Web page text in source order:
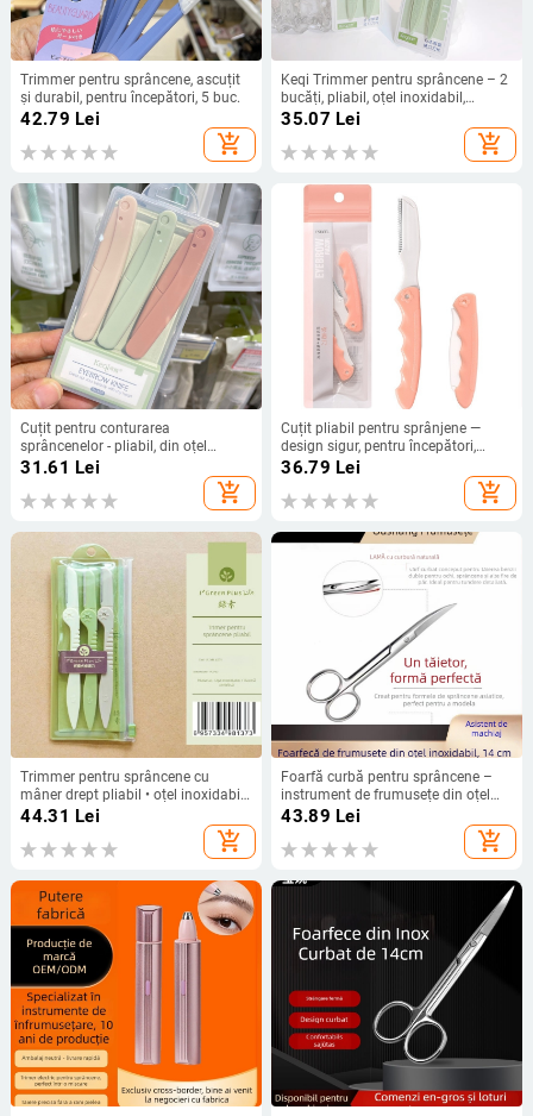
Trimmer pentru sprâncene, ascuțit
și durabil, pentru începători, 5 buc.
42.79 Lei
add_shopping_cart
Keqi Trimmer pentru sprâncene – 2
bucăți, pliabil, oțel inoxidabil,
portabil
35.07 Lei
add_shopping_cart
Cuțit pentru conturarea
sprâncenelor - pliabil, din oțel
inoxidabil, 3 buc.
31.61 Lei
add_shopping_cart
Cuțit pliabil pentru sprânjene —
design sigur, pentru începători,
unisex, instrument de modelare a
36.79 Lei
add_shopping_cart
Trimmer pentru sprâncene cu
mâner drept pliabil • oțel inoxidabil
• set de 3 bucăți • Cod A231
44.31 Lei
add_shopping_cart
Foarfă curbă pentru sprâncene –
instrument de frumusețe din oțel
inoxidabil pentru modelarea
43.89 Lei
add_shopping_cart